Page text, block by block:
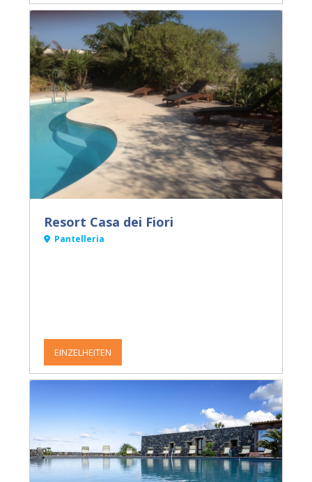
Resort Casa dei Fiori
Pantelleria
EINZELHEITEN